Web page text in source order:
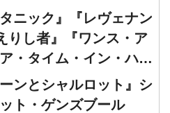
タニック』『レヴェナン
りし者』『ワンス・ア
・タイム・イン・ハリ
』レオナルド・ディカプ
筆オートグラフ発売中
ーンとシャルロット』シ
ット・ゲンズブール